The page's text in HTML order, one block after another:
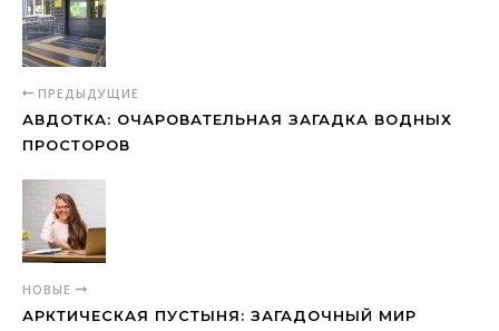
ПРЕДЫДУЩИЕ
АВДОТКА: ОЧАРОВАТЕЛЬНАЯ ЗАГАДКА ВОДНЫХ
ПРОСТОРОВ
НОВЫЕ
АРКТИЧЕСКАЯ ПУСТЫНЯ: ЗАГАДОЧНЫЙ МИР